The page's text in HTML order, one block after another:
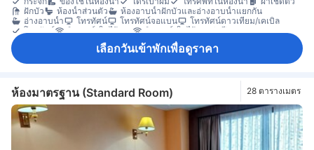
ฝักบัว
ห้องน้ำส่วนตัว
ห้องอาบน้ำฝักบัวและอ่างอาบน้ำแยกกัน
อ่างอาบน้ำ
โทรทัศน์ โทรทัศน์จอแบน
โทรทัศน์ดาวเทียม/เคเบิล
โทรศัพท์
อินเทอร์เน็ตไร้สาย
อินเทอร์เน็ตไร้สาย (ฟรี)
บริการโทรปลุก ผ้าปูที่นอน
กาต้มน้ำ
เครื่องชงกาแฟ/ชา ตู้เย็น
ราวตากผ้า
อุปกรณ์สำหรับรีดผ้า
ตู้เซฟในห้องพัก ตู้นิรภัยสำหรับเก็บแล็ปท็อป
เลือกวันเข้าพักเพื่อดูราคา
ห้องมาตรฐาน (Standard Room) 28 ตารางเมตร